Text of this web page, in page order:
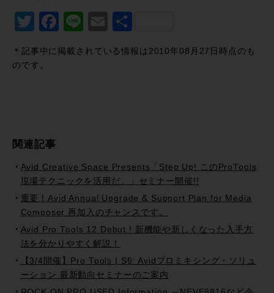
Twitter
Facebook
LineEmail
＊記事中に掲載されている情報は2010年08月27日時点のも
のです。
関連記事
Avid Creative Space Presents「Step Up! このProTools
現場テクニックを活用だ。」セミナー開催!!
重要！Avid Annual Upgrade & Support Plan for Media
Composer 再加入のチャンスです。
Avid Pro Tools 12 Debut ! 新機能や新しくなった入手方
法を分かりやすく解説！
【3/4開催】Pro Tools | S6: Avidプロミキシング・ソリュ
ーション 最新動向セミナーのご案内